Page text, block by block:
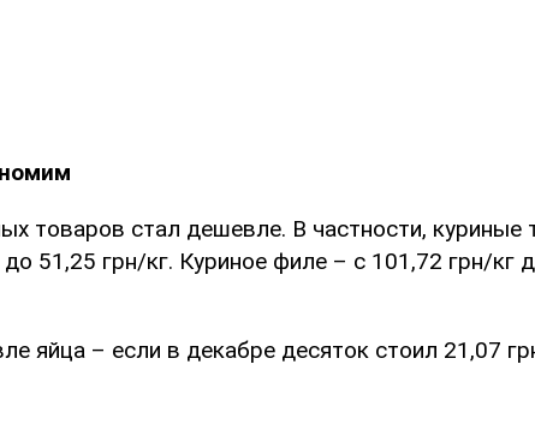
товаров стал дешевле. В частности, куриные
51,25 грн/кг. Куриное филе – с 101,72 грн/кг
яйца – если в декабре десяток стоил 21,07